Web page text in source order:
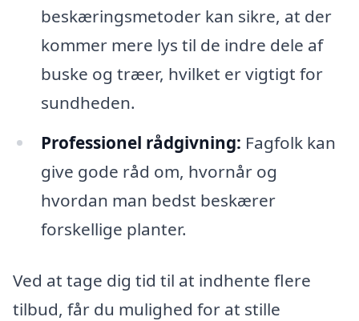
beskæringsmetoder kan sikre, at der
kommer mere lys til de indre dele af
buske og træer, hvilket er vigtigt for
sundheden.
Professionel rådgivning: Fagfolk kan
give gode råd om, hvornår og
hvordan man bedst beskærer
forskellige planter.
Ved at tage dig tid til at indhente flere
tilbud, får du mulighed for at stille